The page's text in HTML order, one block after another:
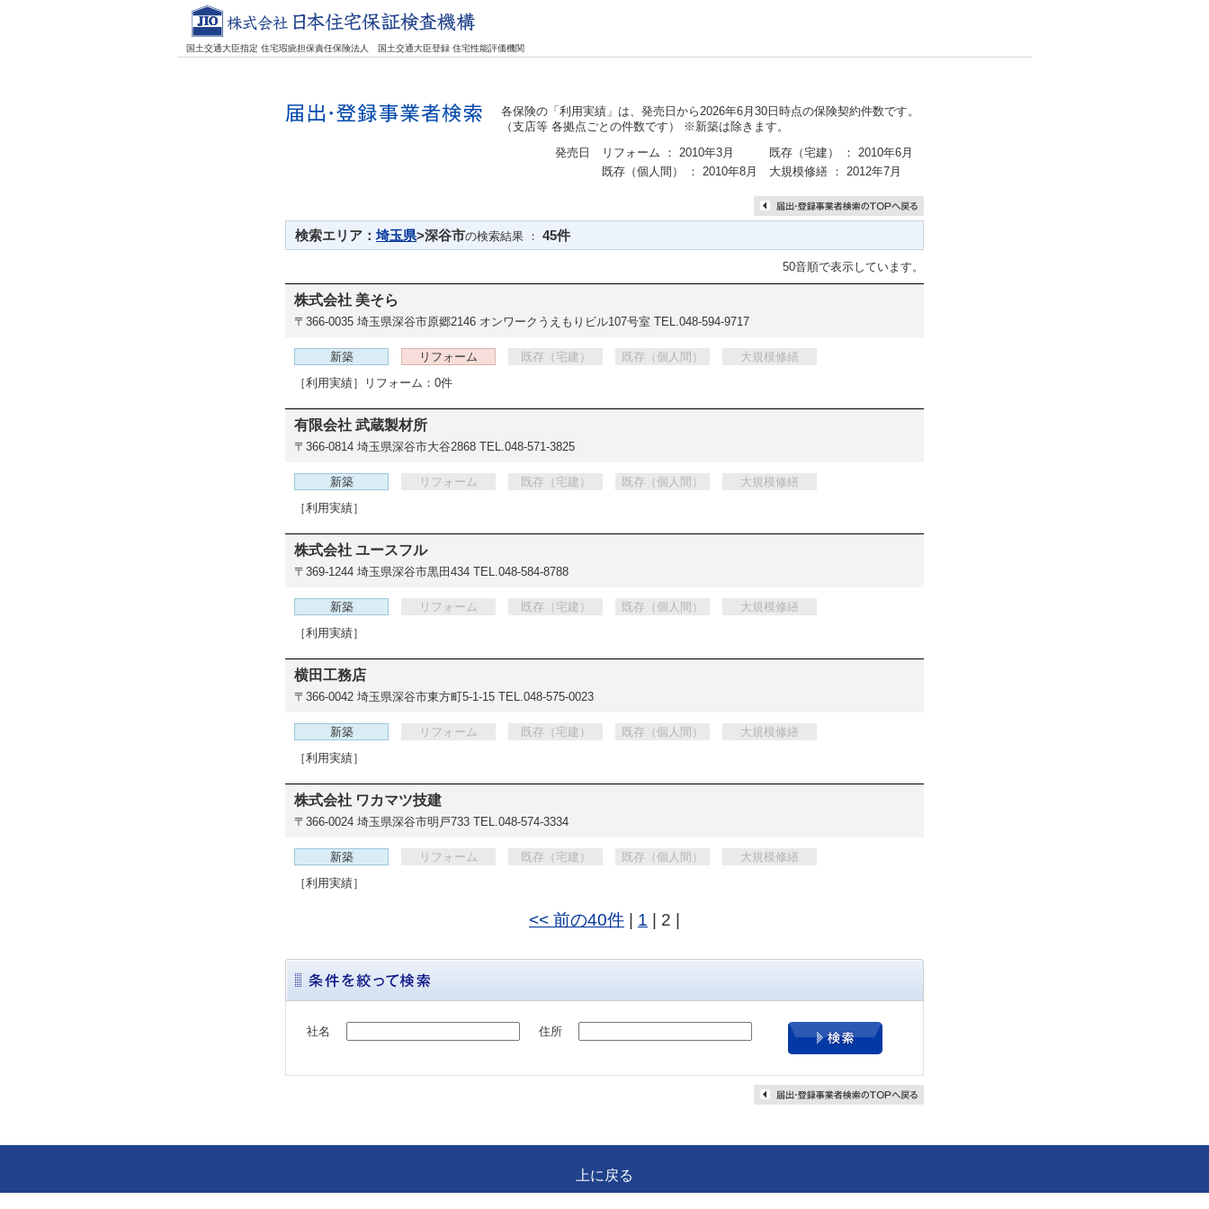
国土交通大臣指定 住宅瑕疵担保責任保険法人 国土交通大臣登録 住宅性能評価機関
各保険の「利用実績」は、発売日から2026年6月30日時点の保険契約件数です。
（支店等 各拠点ごとの件数です） ※新築は除きます。
発売日
リフォーム ： 2010年3月
既存（宅建） ： 2010年6月
既存（個人間） ： 2010年8月
大規模修繕 ： 2012年7月
検索エリア：埼玉県>深谷市の検索結果 ： 45件
50音順で表示しています。
株式会社 美そら
〒366-0035 埼玉県深谷市原郷2146 オンワークうえもりビル107号室 TEL.048-594-9717
新築 リフォーム 既存（宅建） 既存（個人間）
大規模修繕
［利用実績］リフォーム：0件
有限会社 武蔵製材所
〒366-0814 埼玉県深谷市大谷2868 TEL.048-571-3825
新築 リフォーム 既存（宅建） 既存（個人間）
大規模修繕
［利用実績］
株式会社 ユースフル
〒369-1244 埼玉県深谷市黒田434 TEL.048-584-8788
新築 リフォーム 既存（宅建） 既存（個人間）
大規模修繕
［利用実績］
横田工務店
〒366-0042 埼玉県深谷市東方町5-1-15 TEL.048-575-0023
新築 リフォーム 既存（宅建） 既存（個人間）
大規模修繕
［利用実績］
株式会社 ワカマツ技建
〒366-0024 埼玉県深谷市明戸733 TEL.048-574-3334
新築 リフォーム 既存（宅建） 既存（個人間）
大規模修繕
［利用実績］
<< 前の40件 1 | 2 |
社名 住所
上に戻る